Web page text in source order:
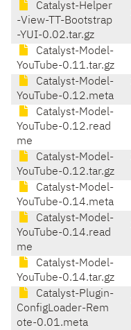
Catalyst-Helper
-View-TT-Bootstrap
-YUI-0.02.tar.gz
Catalyst-Model-
YouTube-0.11.tar.gz
Catalyst-Model-
YouTube-0.12.meta
Catalyst-Model-
YouTube-0.12.read
me
Catalyst-Model-
YouTube-0.12.tar.gz
Catalyst-Model-
YouTube-0.14.meta
Catalyst-Model-
YouTube-0.14.read
me
Catalyst-Model-
YouTube-0.14.tar.gz
Catalyst-Plugin-
ConfigLoader-Rem
ote-0.01.meta